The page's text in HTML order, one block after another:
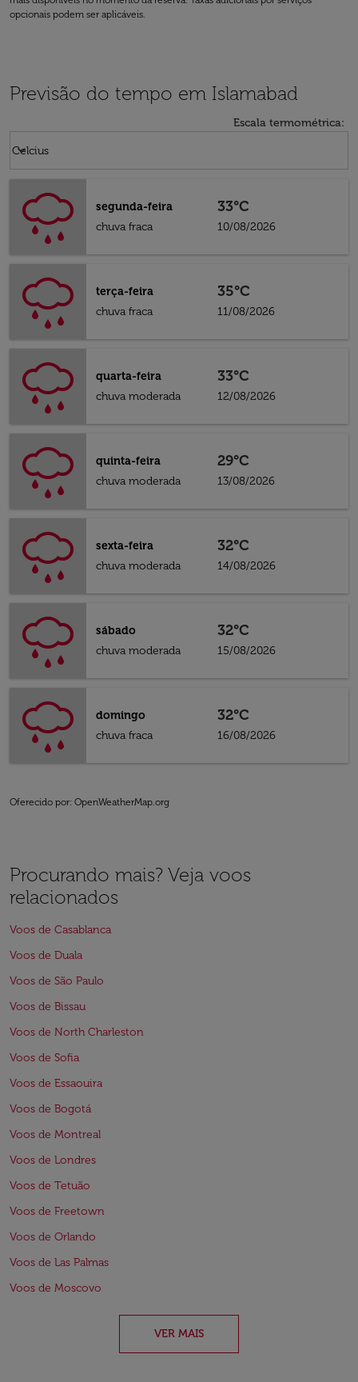
opcionais podem ser aplicáveis.
Previsão do tempo em Islamabad
Escala termométrica:
Celcius
keyboard_arrow_down
segunda-feira
chuva fraca
33°C
10/08/2026
terça-feira
chuva fraca
35°C
11/08/2026
quarta-feira
chuva moderada
33°C
12/08/2026
quinta-feira
chuva moderada
29°C
13/08/2026
sexta-feira
chuva moderada
32°C
14/08/2026
sábado
chuva moderada
32°C
15/08/2026
domingo
chuva fraca
32°C
16/08/2026
Oferecido por: OpenWeatherMap.org
Procurando mais? Veja voos
relacionados
Voos de Casablanca
Voos de Duala
Voos de São Paulo
Voos de Bissau
Voos de North Charleston
Voos de Sofia
Voos de Essaouira
Voos de Bogotá
Voos de Montreal
Voos de Londres
Voos de Tetuão
Voos de Freetown
Voos de Orlando
Voos de Las Palmas
Voos de Moscovo
VER MAIS